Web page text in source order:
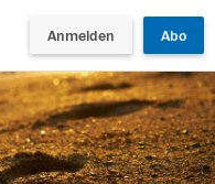
Anmelden Abo